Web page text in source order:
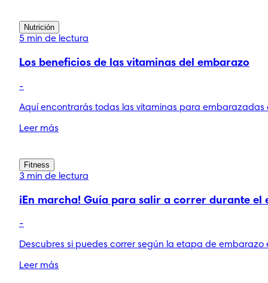
Nutrición
5 min de lectura
Los beneficios de las vitaminas del embarazo
-
Aquí encontrarás todas las vitaminas para
Leer más
Fitness
3 min de lectura
¡En marcha! Guía para salir a correr durante el
-
Descubres si puedes correr según la etapa de
Leer más